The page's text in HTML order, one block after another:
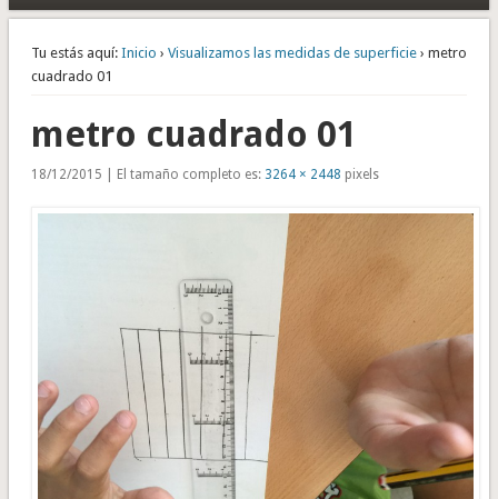
Tu estás aquí: Inicio › Visualizamos las medidas de superficie› metro
cuadrado 01
metro cuadrado 01
18/12/2015 | El tamaño completo es: 3264 × 2448 pixels